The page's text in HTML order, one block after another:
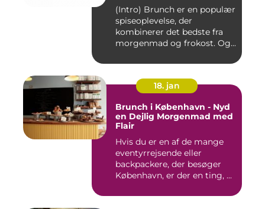
(Intro) Brunch er en populær
spiseoplevelse, der
kombinerer det bedste fra
morgenmad og frokost. Og...
18. jan
Brunch i København - Nyd
en Dejlig Morgenmad med
Flair
Hvis du er en af de mange
eventyrrejsende eller
backpackere, der besøger
København, er der en ting, ...